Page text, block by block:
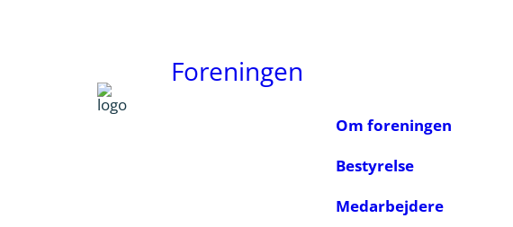
Foreningen
Om foreningen
Bestyrelse
Medarbejdere